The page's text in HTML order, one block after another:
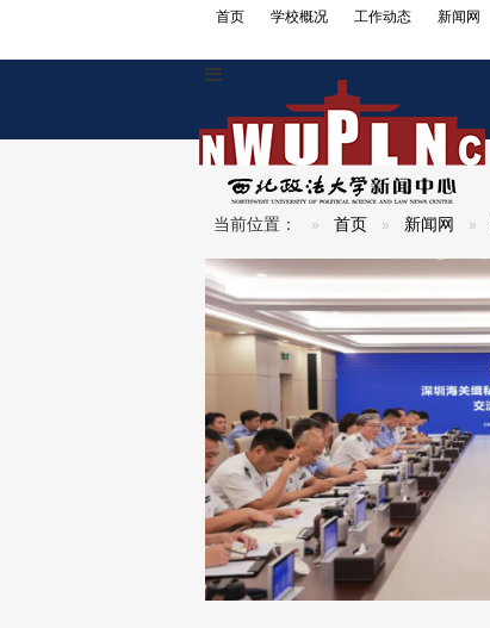
首页 学校概况 工作动态 新闻网
导
切
换
当前位置： 首页 新闻网